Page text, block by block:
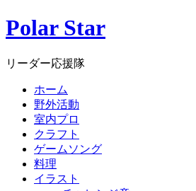
Polar Star
リーダー応援隊
ホーム
野外活動
室内プロ
クラフト
ゲームソング
料理
イラスト